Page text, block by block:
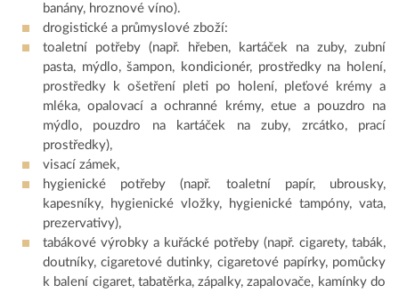
banány, hroznové víno).
drogistické a průmyslové zboží:
toaletní potřeby (např. hřeben, kartáček na zuby, zubní
pasta, mýdlo, šampon, kondicionér, prostředky na holení,
prostředky k ošetření pleti po holení, pleťové krémy a
mléka, opalovací a ochranné krémy, etue a pouzdro na
mýdlo, pouzdro na kartáček na zuby, zrcátko, prací
prostředky),
visací zámek,
hygienické potřeby (např. toaletní papír, ubrousky,
kapesníky, hygienické vložky, hygienické tampóny, vata,
prezervativy),
tabákové výrobky a kuřácké potřeby (např. cigarety, tabák,
doutníky, cigaretové dutinky, cigaretové papírky, pomůcky
k balení cigaret, tabatěrka, zápalky, zapalovače, kamínky do